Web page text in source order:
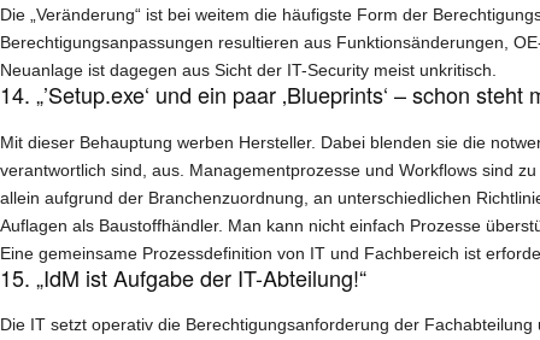
Die „Veränderung“ ist bei weitem die häufigste Form der
Berechtigungsanpassungen resultieren aus Funktionsänderungen,
Neuanlage ist dagegen aus Sicht der IT-Security meist unkritisch.
14. „’Setup.exe‘ und ein paar ‚Blueprints‘ – schon steht
Mit dieser Behauptung werben Hersteller. Dabei blenden sie die
verantwortlich sind, aus. Managementprozesse und Workflows sind
allein aufgrund der Branchenzuordnung, an unterschiedlichen
Auflagen als Baustoffhändler. Man kann nicht einfach Prozesse
Eine gemeinsame Prozessdefinition von IT und Fachbereich ist
15. „IdM ist Aufgabe der IT-Abteilung!“
Die IT setzt operativ die Berechtigungsanforderung der